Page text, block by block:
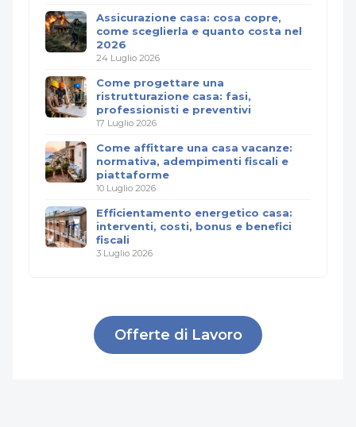
Assicurazione casa: cosa copre,
come sceglierla e quanto costa nel
2026
24 Luglio 2026
Come progettare una
ristrutturazione casa: fasi,
professionisti e preventivi
17 Luglio 2026
Come affittare una casa vacanze:
normativa, adempimenti fiscali e
piattaforme
10 Luglio 2026
Efficientamento energetico casa:
interventi, costi, bonus e benefici
fiscali
3 Luglio 2026
Offerte di Lavoro